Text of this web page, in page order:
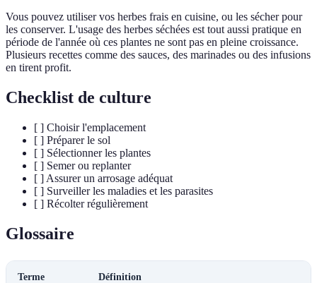
Vous pouvez utiliser vos herbes frais en cuisine, ou les sécher pour
les conserver. L'usage des herbes séchées est tout aussi pratique en
période de l'année où ces plantes ne sont pas en pleine croissance.
Plusieurs recettes comme des sauces, des marinades ou des infusions
en tirent profit.
Checklist de culture
[ ] Choisir l'emplacement
[ ] Préparer le sol
[ ] Sélectionner les plantes
[ ] Semer ou replanter
[ ] Assurer un arrosage adéquat
[ ] Surveiller les maladies et les parasites
[ ] Récolter régulièrement
Glossaire
Terme Définition